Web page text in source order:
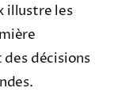
illustre les
décisions